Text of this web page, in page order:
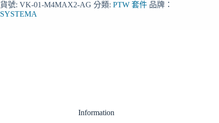
貨號: VK-01-M4MAX2-AG 分類: PTW 套件 品牌：
SYSTEMA
Information